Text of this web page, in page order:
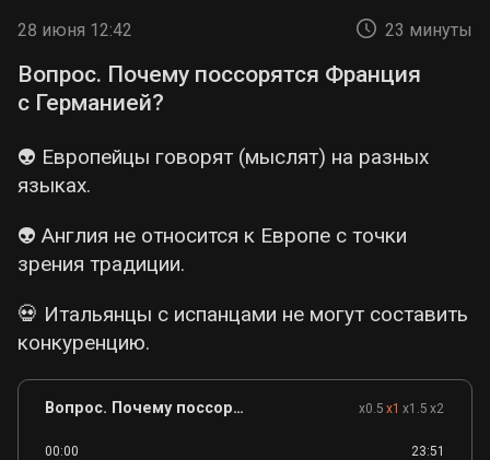
28 июня 12:42 23 минуты
Вопрос. Почему поссорятся Франция
с Германией?
👽 Европейцы говорят (мыслят) на разных
языках.
👽 Англия не относится к Европе с точки
зрения традиции.
💀 Итальянцы с испанцами не могут составить
конкуренцию.
Вопрос. Почему поссорятся Франция с Германией.mp3 x0.5 x1 x1.5 x2
00:00 23:51